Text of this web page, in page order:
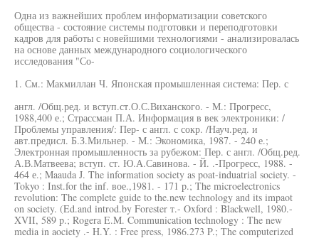
Одна из важнейших проблем информатизации советского
общества - состояние системы подготовки и переподготовки
кадров для работы с новейшими технологиями - анализировалась
на основе данных международного социологического
исследования "Со-
1. См.: Макмиллан Ч. Японская промышленная система: Пер. с
англ. /Общ.ред. и вступ.ст.О.С.Виханского. - М.: Прогресс,
1988,400 е.; Страссман П.А. Информация в век электроники: /
Проблемы управления/: Пер- с англ. с сокр. /Науч.ред. и
авт.предисл. Б.З.Мильнер. - М.: Экономика, 1987. - 240 е.;
Электронная промышленность за рубежом: Пер. с англ. /Общ.ред.
А.В.Матвеева; вступ. ст. Ю.А.Савинова. - Й. .-Прогресс, 1988. -
464 е.; Maauda J. The information society as poat-induatrial society. -
Tokyo : Inst.for the inf. вое.,1981. - 171 p.; The microelectronics
revolution: The complete guide to the.new technology and its impaot
on society. (Ed.and introd.by Forester т.- Oxford : Blackwell, 1980.-
XVII, 589 p.; Rogera E.M. Communication technology : The new
media in aociety .- H.Y. : Free press, 1986.273 P.; The computerized